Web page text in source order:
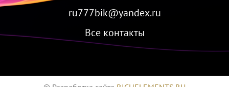
ru777bik@yandex.ru
Все контакты